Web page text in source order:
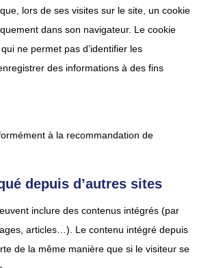
lors de ses visites sur le site, un cookie
dans son navigateur. Le cookie
ne permet pas d’identifier les
des informations à des fins
à la recommandation de
depuis d’autres sites
inclure des contenus intégrés (par
articles…). Le contenu intégré depuis
de la même manière que si le visiteur se